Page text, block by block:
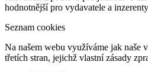
hodnotnější pro vydavatele a
Seznam cookies
Na našem webu využíváme jak naše
třetích stran, jejichž vlastní zásady